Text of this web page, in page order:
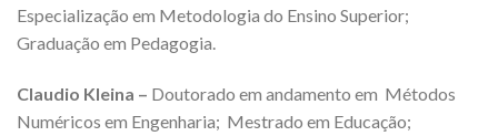
Especialização em Metodologia do Ensino Superior;
Graduação em Pedagogia.
Claudio Kleina – Doutorado em andamento em Métodos
Numéricos em Engenharia; Mestrado em Educação;